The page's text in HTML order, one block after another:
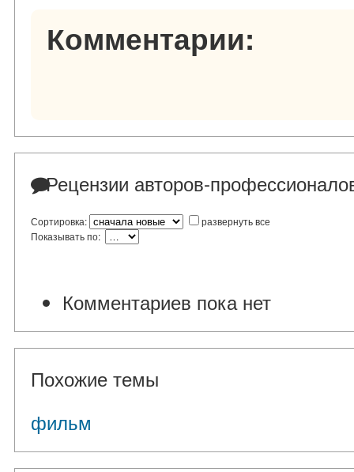
Комментарии:
Рецензии авторов-
Сортировка:
развернуть все
Показывать по:
Комментариев пока нет
Похожие темы
фильм